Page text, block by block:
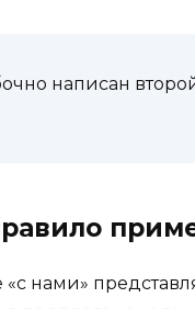
написан
нами»